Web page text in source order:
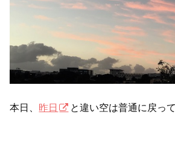
本日、 昨日 と違い空は普通に戻っ